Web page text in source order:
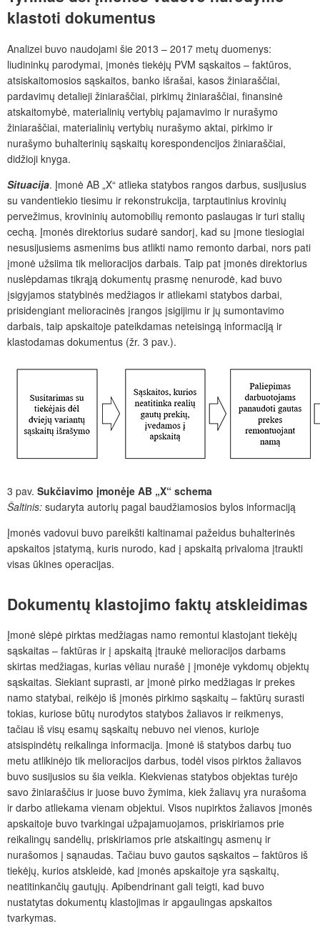
klastoti dokumentus
Analizei buvo naudojami šie 2013 – 2017 metų duomenys:
liudininkų parodymai, įmonės tiekėjų PVM sąskaitos – faktūros,
atsiskaitomosios sąskaitos, banko išrašai, kasos žiniaraščiai,
pardavimų detalieji žiniaraščiai, pirkimų žiniaraščiai, finansinė
atskaitomybė, materialinių vertybių pajamavimo ir nurašymo
žiniaraščiai, materialinių vertybių nurašymo aktai, pirkimo ir
nurašymo buhalterinių sąskaitų korespondencijos žiniaraščiai,
didžioji knyga.
Situacija. Įmonė AB „X“ atlieka statybos rangos darbus, susijusius
su vandentiekio tiesimu ir rekonstrukcija, tarptautinius krovinių
pervežimus, krovininių automobilių remonto paslaugas ir turi stalių
cechą. Įmonės direktorius sudarė sandorį, kad su įmone tiesiogiai
nesusijusiems asmenims bus atlikti namo remonto darbai, nors pati
įmonė užsiima tik melioracijos darbais. Taip pat įmonės direktorius
nuslėpdamas tikrąją dokumentų prasmę nenurodė, kad buvo
įsigyjamos statybinės medžiagos ir atliekami statybos darbai,
prisidengiant melioracinės įrangos įsigijimu ir jų sumontavimo
darbais, taip apskaitoje pateikdamas neteisingą informaciją ir
klastodamas dokumentus (žr. 3 pav.).
3 pav. Sukčiavimo įmonėje AB „X“ schema
Šaltinis: sudaryta autorių pagal baudžiamosios bylos informaciją
Įmonės vadovui buvo pareikšti kaltinamai pažeidus buhalterinės
apskaitos įstatymą, kuris nurodo, kad į apskaitą privaloma įtraukti
visas ūkines operacijas.
Dokumentų klastojimo faktų atskleidimas
Įmonė slėpė pirktas medžiagas namo remontui klastojant tiekėjų
sąskaitas – faktūras ir į apskaitą įtraukė melioracijos darbams
skirtas medžiagas, kurias vėliau nurašė į įmonėje vykdomų objektų
sąskaitas. Siekiant suprasti, ar įmonė pirko medžiagas ir prekes
namo statybai, reikėjo iš įmonės pirkimo sąskaitų – faktūrų surasti
tokias, kuriose būtų nurodytos statybos žaliavos ir reikmenys,
tačiau iš visų esamų sąskaitų nebuvo nei vienos, kurioje
atsispindėtų reikalinga informacija. Įmonė iš statybos darbų tuo
metu atlikinėjo tik melioracijos darbus, todėl visos pirktos žaliavos
buvo susijusios su šia veikla. Kiekvienas statybos objektas turėjo
savo žiniaraščius ir juose buvo žymima, kiek žaliavų yra nurašoma
ir darbo atliekama vienam objektui. Visos nupirktos žaliavos įmonės
apskaitoje buvo tvarkingai užpajamuojamos, priskiriamos prie
reikalingų sandėlių, priskiriamos prie atskaitingų asmenų ir
nurašomos į sąnaudas. Tačiau buvo gautos sąskaitos – faktūros iš
tiekėjų, kurios atskleidė, kad įmonės apskaitoje yra sąskaitų,
neatitinkančių gautųjų. Apibendrinant gali teigti, kad buvo
nustatytas dokumentų klastojimas ir apgaulingas apskaitos
tvarkymas.